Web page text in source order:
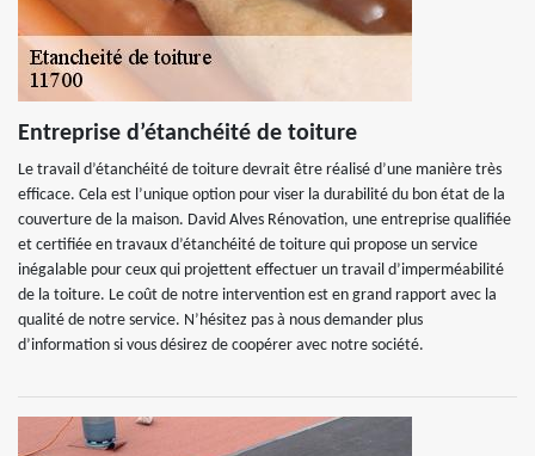
Entreprise d’étanchéité de toiture
Le travail d’étanchéité de toiture devrait être réalisé d’une manière très
efficace. Cela est l’unique option pour viser la durabilité du bon état de la
couverture de la maison. David Alves Rénovation, une entreprise qualifiée
et certifiée en travaux d’étanchéité de toiture qui propose un service
inégalable pour ceux qui projettent effectuer un travail d’imperméabilité
de la toiture. Le coût de notre intervention est en grand rapport avec la
qualité de notre service. N’hésitez pas à nous demander plus
d’information si vous désirez de coopérer avec notre société.